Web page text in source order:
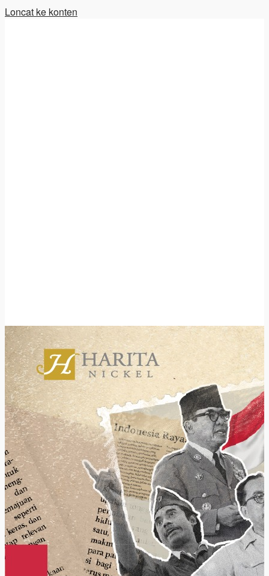
Loncat ke konten